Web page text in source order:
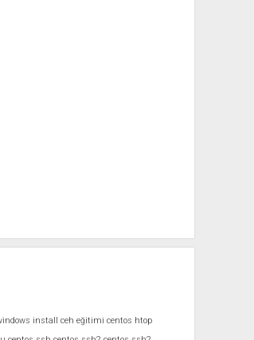
install ceh eğitimi centos htop